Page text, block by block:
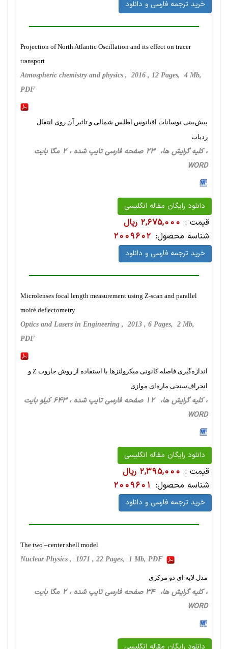
خرید ترجمه فارسی و دانلود
Projection of North Atlantic Oscillation and its effect on tracer
transport
Atmospheric chemistry and physics , 2016 , 12 Pages, 4 Mb,
PDF
پیش‌بینی نوسانات اقیانوس اطلس شمالی و تاثیر آن روی انتقال
ردیاب
، کلیه گرایش ها، 23 صفحه فارسی تایپ شده ، 2 مگا بایت
WORD
دانلود رایگان مقاله انگلیسی
قیمت : 2,675,000 ریال
شناسه محصول: 2009602
خرید ترجمه فارسی و دانلود
Microlenses focal length measurement using Z-scan and parallel
moiré deﬂectometry
Optics and Lasers in Engineering , 2013 , 6 Pages, 2 Mb,
PDF
اندازه‌گیری فاصله کانونی میکرولنزها با استفاده از روش جاروب Z و
انحراف‌سنجی ماره‌ای موازی
، کلیه گرایش ها، 12 صفحه فارسی تایپ شده ، 643 کیلو بایت
WORD
دانلود رایگان مقاله انگلیسی
قیمت : 2,395,000 ریال
شناسه محصول: 2009601
خرید ترجمه فارسی و دانلود
The two –center shell model
Nuclear Physics , 1971 , 22 Pages, 1 Mb, PDF
مدل لایه ای دو مرکزی
، کلیه گرایش ها، 34 صفحه فارسی تایپ شده ، 2 مگا بایت
WORD
دانلود رایگان مقاله انگلیسی